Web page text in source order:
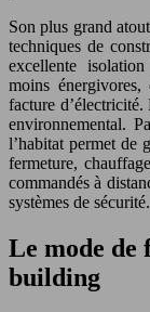
Son plus grand
techniques de
excellente
moins
facture
environnemental.
l’habitat permet de
fermeture,
commandés à
systèmes de sécurité.
Le mode de
building